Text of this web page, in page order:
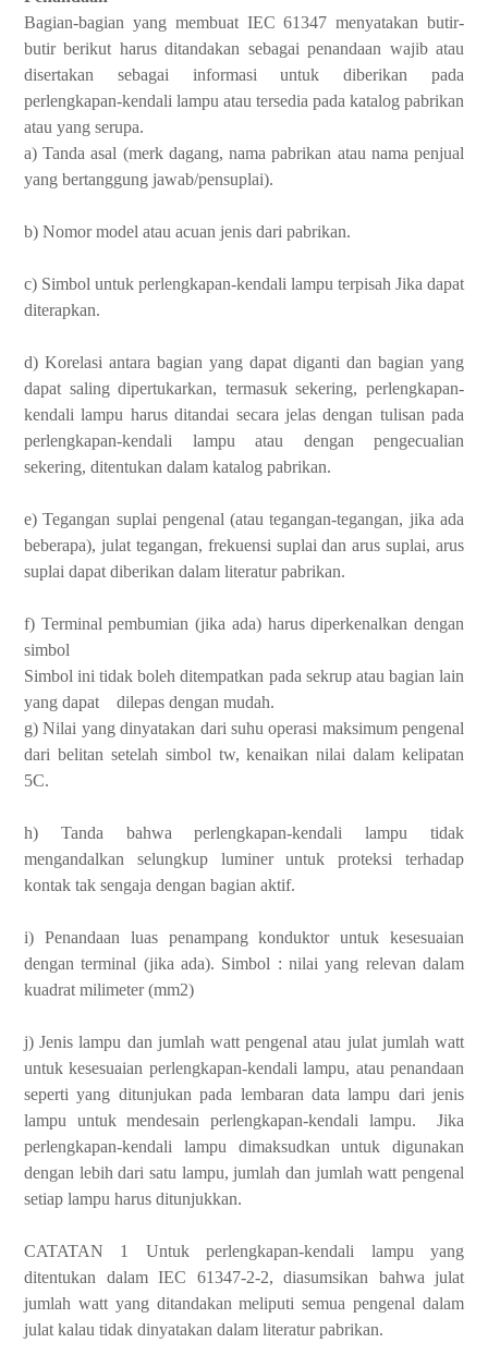
Bagian-bagian yang membuat IEC 61347 menyatakan butir-
butir berikut harus ditandakan sebagai penandaan wajib atau
disertakan sebagai informasi untuk diberikan pada
perlengkapan-kendali lampu atau tersedia pada katalog pabrikan
atau yang serupa.
a) Tanda asal (merk dagang, nama pabrikan atau nama penjual
yang bertanggung jawab/pensuplai).
b) Nomor model atau acuan jenis dari pabrikan.
c) Simbol untuk perlengkapan-kendali lampu terpisah Jika dapat
diterapkan.
d) Korelasi antara bagian yang dapat diganti dan bagian yang
dapat saling dipertukarkan, termasuk sekering, perlengkapan-
kendali lampu harus ditandai secara jelas dengan tulisan pada
perlengkapan-kendali lampu atau dengan pengecualian
sekering, ditentukan dalam katalog pabrikan.
e) Tegangan suplai pengenal (atau tegangan-tegangan, jika ada
beberapa), julat tegangan, frekuensi suplai dan arus suplai, arus
suplai dapat diberikan dalam literatur pabrikan.
f) Terminal pembumian (jika ada) harus diperkenalkan dengan
simbol
Simbol ini tidak boleh ditempatkan pada sekrup atau bagian lain
yang dapat dilepas dengan mudah.
g) Nilai yang dinyatakan dari suhu operasi maksimum pengenal
dari belitan setelah simbol tw, kenaikan nilai dalam kelipatan
5C.
h) Tanda bahwa perlengkapan-kendali lampu tidak
mengandalkan selungkup luminer untuk proteksi terhadap
kontak tak sengaja dengan bagian aktif.
i) Penandaan luas penampang konduktor untuk kesesuaian
dengan terminal (jika ada). Simbol : nilai yang relevan dalam
kuadrat milimeter (mm2)
j) Jenis lampu dan jumlah watt pengenal atau julat jumlah watt
untuk kesesuaian perlengkapan-kendali lampu, atau penandaan
seperti yang ditunjukan pada lembaran data lampu dari jenis
lampu untuk mendesain perlengkapan-kendali lampu. Jika
perlengkapan-kendali lampu dimaksudkan untuk digunakan
dengan lebih dari satu lampu, jumlah dan jumlah watt pengenal
setiap lampu harus ditunjukkan.
CATATAN 1 Untuk perlengkapan-kendali lampu yang
ditentukan dalam IEC 61347-2-2, diasumsikan bahwa julat
jumlah watt yang ditandakan meliputi semua pengenal dalam
julat kalau tidak dinyatakan dalam literatur pabrikan.